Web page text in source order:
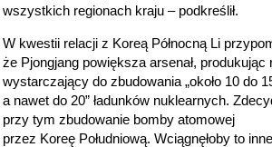
wszystkich regionach kraju – podkreślił.
W kwestii relacji z Koreą Północną Li
że Pjongjang powiększa arsenał, produkując
wystarczający do zbudowania „około 10 do
a nawet do 20” ładunków nuklearnych.
przy tym zbudowanie bomby atomowej
przez Koreę Południową. Wciągnęłoby to